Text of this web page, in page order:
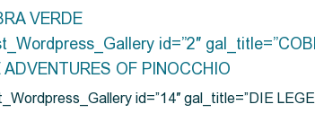
VERDE
id=”2″
ADVENTURES OF PINOCCHIO
id=”14″ gal_title=”DIE